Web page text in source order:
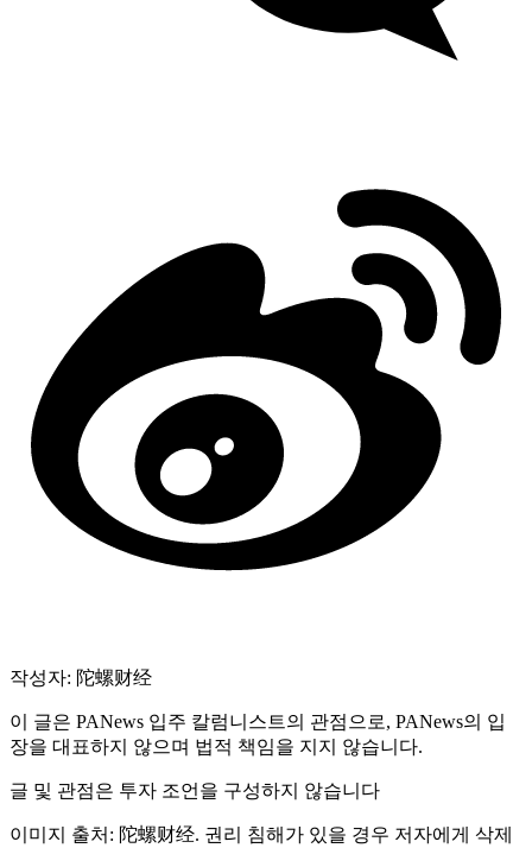
작성자: 陀螺财经
이 글은 PANews 입주 칼럼니스트의 관점으로, PANews의 입
장을 대표하지 않으며 법적 책임을 지지 않습니다.
글 및 관점은 투자 조언을 구성하지 않습니다
이미지 출처: 陀螺财经. 권리 침해가 있을 경우 저자에게 삭제